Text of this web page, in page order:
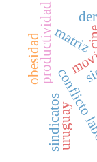
productividadmatriz
sindicatosuruguay
obesidad